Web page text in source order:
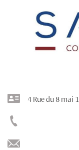
4 Rue du 8 mai